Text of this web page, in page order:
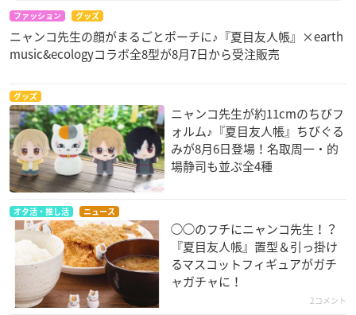
ファッション グッズ
ニャンコ先生の顔がまるごとポーチに♪『夏目友人帳』×earth
music&ecologyコラボ全8型が8月7日から受注販売
グッズ
ニャンコ先生が約11cmのちびフ
ォルム♪『夏目友人帳』ちびぐる
みが8月6日登場！名取周一・的
場静司も並ぶ全4種
オタ活・推し活 ニュース
◯◯のフチにニャンコ先生！？
『夏目友人帳』置型＆引っ掛け
るマスコットフィギュアがガチ
ャガチャに！
2コメント